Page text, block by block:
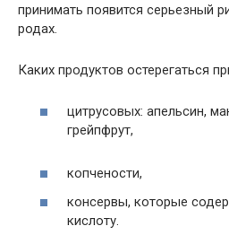
принимать появится серьезный
родах.
Каких продуктов остерегаться
цитрусовых: апельсин,
грейпфрут,
копчености,
консервы, которые
кислоту.